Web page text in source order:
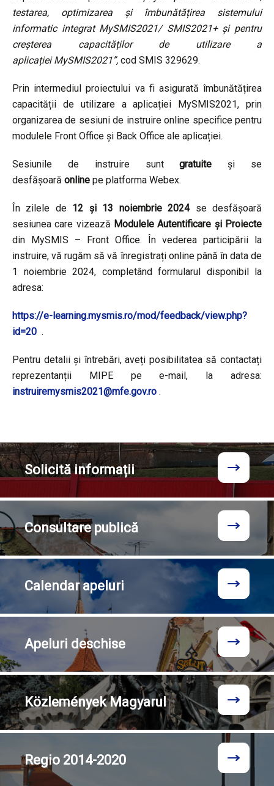
testarea, optimizarea și îmbunătățirea sistemului
informatic integrat MySMIS2021/ SMIS2021+ și pentru
creșterea capacităților de utilizare a
aplicațieiMySMIS2021”, cod SMIS 329629.
Prin intermediul proiectului va fi asigurată îmbunătățirea
capacității de utilizare a aplicației MySMIS2021, prin
organizarea de sesiuni de instruire online specifice pentru
modulele Front Office și Back Office ale aplicației.
Sesiunile de instruire suntgratuiteși se
desfășoară online pe platforma Webex.
În zilele de 12 și 13 noiembrie 2024se desfășoară
sesiunea care vizează Modulele Autentificare și Proiecte
din MySMIS – Front Office. În vederea participării la
instruire, vă rugăm să vă înregistrați online până în data de
1 noiembrie 2024, completând formularul disponibil la
adresa:
https://e-learning.mysmis.ro/mod/feedback/view.php?
id=20 .
Pentru detalii și întrebări, aveți posibilitatea să contactați
reprezentanții MIPE pe e-mail, la adresa:
instruiremysmis2021@mfe.gov.ro .
Solicităinformații
Consultarepublică
Calendarapeluri
Apeluri deschise
KözleményekMagyarul
Regio 2014-2020